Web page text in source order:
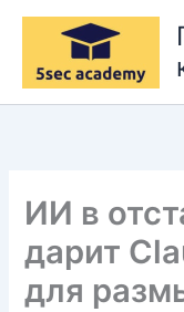
Перейти
содержимому
ИИ в
дарит
для